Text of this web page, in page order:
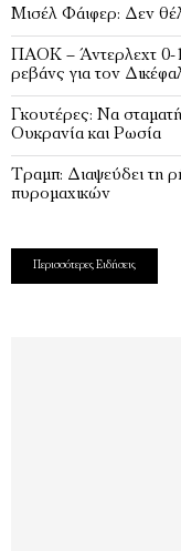
Μισέλ Φάιφερ: Δεν
ΠΑΟΚ – Άντερλεχτ 0-1:
ρεβάνς για τον
Γκουτέρες: Να
Ουκρανία και Ρωσία
Τραμπ: Διαψεύδει τη
πυρομαχικών
Περισσότερες Ειδήσεις